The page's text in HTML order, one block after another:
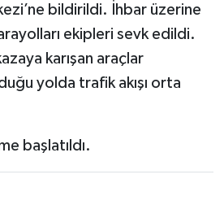
bildirildi. İhbar üzerine
ekipleri sevk edildi.
karışan araçlar
yolda trafik akışı orta
başlatıldı.